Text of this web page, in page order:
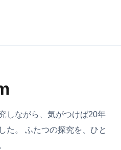
しながら、気がつけば20年
た。 ふたつの探究を、ひと